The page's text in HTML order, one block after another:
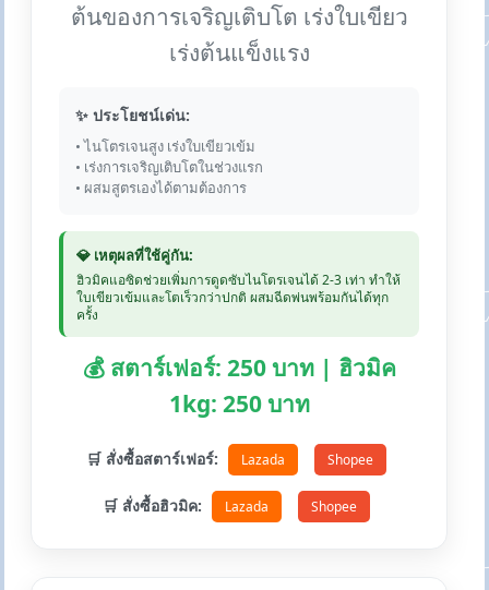
ต้นของการเจริญเติบโต เร่งใบเขียว
เร่งต้นแข็งแรง
✨ ประโยชน์เด่น:
• ไนโตรเจนสูง เร่งใบเขียวเข้ม
• เร่งการเจริญเติบโตในช่วงแรก
• ผสมสูตรเองได้ตามต้องการ
💎 เหตุผลที่ใช้คู่กัน:
ฮิวมิคแอซิดช่วยเพิ่มการดูดซับไนโตรเจนได้ 2-3 เท่า ทำให้
ใบเขียวเข้มและโตเร็วกว่าปกติ ผสมฉีดพ่นพร้อมกันได้ทุก
ครั้ง
💰 สตาร์เฟอร์: 250 บาท | ฮิวมิค
1kg: 250 บาท
🛒 สั่งซื้อสตาร์เฟอร์: Lazada Shopee
🛒 สั่งซื้อฮิวมิค: Lazada Shopee